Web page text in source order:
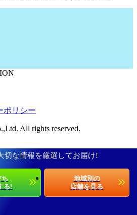
ポリシー
All rights reserved.
切な情報を厳選してお届け!
ち
る!
地域別の
店舗を見る